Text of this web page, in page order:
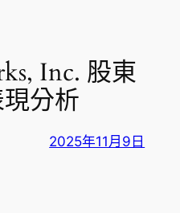
Inc. 股東
分析
2025年11月9日